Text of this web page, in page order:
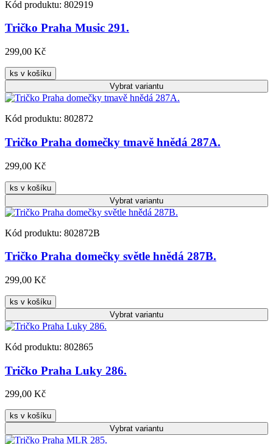
Kód produktu: 802919
Tričko Praha Music 291.
299,00 Kč
ks v košíku
Vybrat variantu
Kód produktu: 802872
Tričko Praha domečky tmavě hnědá 287A.
299,00 Kč
ks v košíku
Vybrat variantu
Kód produktu: 802872B
Tričko Praha domečky světle hnědá 287B.
299,00 Kč
ks v košíku
Vybrat variantu
Kód produktu: 802865
Tričko Praha Luky 286.
299,00 Kč
ks v košíku
Vybrat variantu